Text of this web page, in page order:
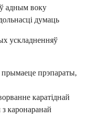
адным воку
думаць
ускладненняў
прэпараты,
каратіднай
з каронаранай